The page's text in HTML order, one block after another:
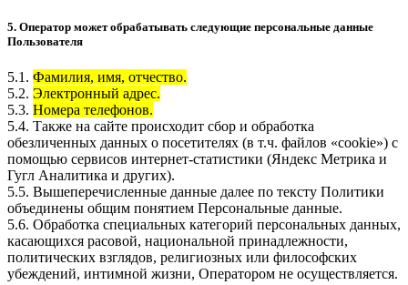
5. Оператор может обрабатывать следующие персональные данные
Пользователя
5.1. Фамилия, имя, отчество.
5.2. Электронный адрес.
5.3. Номера телефонов.
5.4. Также на сайте происходит сбор и обработка
обезличенных данных о посетителях (в т.ч. файлов «cookie») с
помощью сервисов интернет-статистики (Яндекс Метрика и
Гугл Аналитика и других).
5.5. Вышеперечисленные данные далее по тексту Политики
объединены общим понятием Персональные данные.
5.6. Обработка специальных категорий персональных данных,
касающихся расовой, национальной принадлежности,
политических взглядов, религиозных или философских
убеждений, интимной жизни, Оператором не осуществляется.